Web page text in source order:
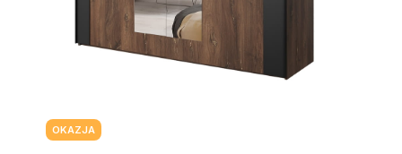
Tagi produktu
OKAZJA